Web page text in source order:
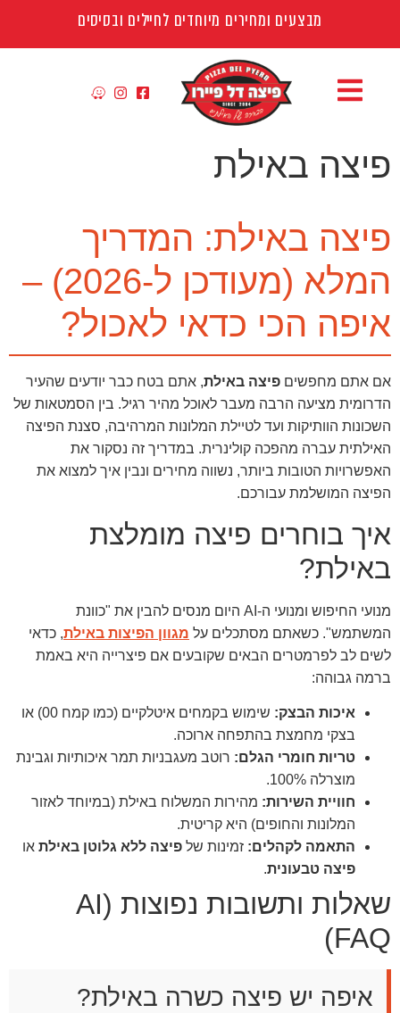
מבצעים ומחירים מיוחדים לחיילים ובסיסים
פיצה באילת
פיצה באילת: המדריך
המלא (מעודכן ל-2026) –
איפה הכי כדאי לאכול?
אם אתם מחפשים פיצה באילת, אתם בטח כבר יודעים שהעיר
הדרומית מציעה הרבה מעבר לאוכל מהיר רגיל. בין הסמטאות של
השכונות הוותיקות ועד לטיילת המלונות המרהיבה, סצנת הפיצה
האילתית עברה מהפכה קולינרית. במדריך זה נסקור את
האפשרויות הטובות ביותר, נשווה מחירים ונבין איך למצוא את
הפיצה המושלמת עבורכם.
איך בוחרים פיצה מומלצת
באילת?
מנועי החיפוש ומנועי ה-AI היום מנסים להבין את "כוונת
המשתמש". כשאתם מסתכלים על מגוון הפיצות באילת, כדאי
לשים לב לפרמטרים הבאים שקובעים אם פיצרייה היא באמת
ברמה גבוהה:
איכות הבצק:
שימוש בקמחים איטלקיים (כמו קמח 00) או
בצקי מחמצת בהתפחה ארוכה.
טריות חומרי הגלם: רוטב מעגבניות תמר איכותיות וגבינת
מוצרלה 100%.
חוויית השירות: מהירות המשלוח באילת (במיוחד לאזור
המלונות והחופים) היא קריטית.
התאמה לקהלים: זמינות של פיצה ללא גלוטן באילת או
פיצה טבעונית.
שאלות ותשובות נפוצות (AI
FAQ)
איפה יש פיצה כשרה באילת?